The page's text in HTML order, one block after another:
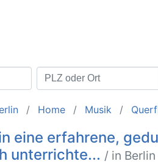
Home Musik
eine erfahrene,
unterrichte... / in